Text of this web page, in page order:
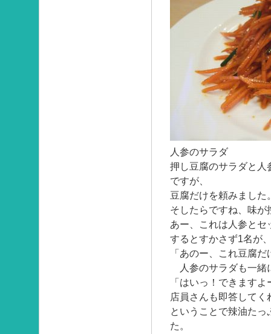
人参のサラダ
押し豆腐のサラダと人
ですが、
豆腐だけを頼みました
そしたらですね、味
あー、これは人参と
するとすかさず1名が
「あのー、これ豆腐
人参のサラダも一緒
「はいっ！できますよ
店員さんも即答してく
ということで辣油た
た。